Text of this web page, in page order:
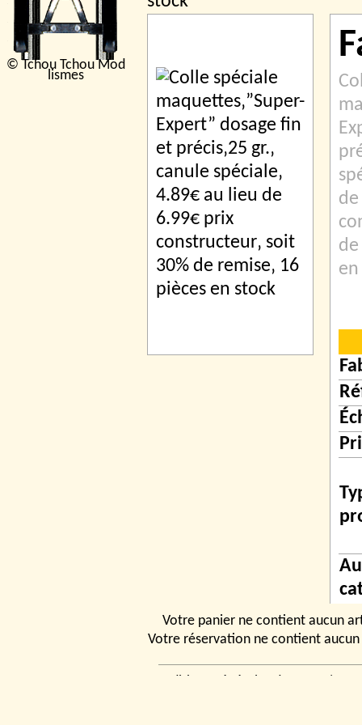
© Tchou Tchou Mod
lismes
de
Au
Votre panier ne contient aucun
Votre réservation ne contient